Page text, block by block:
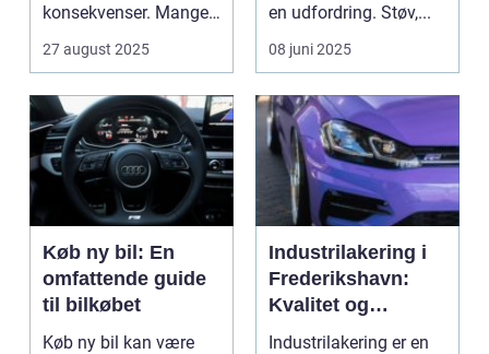
konsekvenser. Mange
27 august 2025
en udfordring. Støv,...
08 juni 2025
Køb ny bil: En
omfattende guide
til bilkøbet
Køb ny bil kan være
Industrilakering i
Frederikshavn:
Kvalitet og
Professionalisme
Industrilakering er en